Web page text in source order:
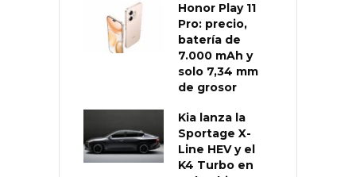
Honor Play 11
Pro: precio,
batería de
7.000 mAh y
solo 7,34 mm
de grosor
Kia lanza la
Sportage X-
Line HEV y el
K4 Turbo en